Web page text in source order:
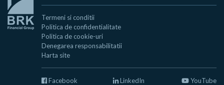
Termeni si conditii
Politica de confidentialitate
Politica de cookie-uri
Denegarea responsabilitatii
Harta site
Facebook LinkedIn YouTube